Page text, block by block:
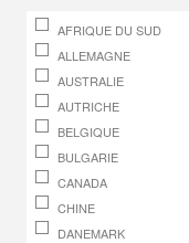
AFRIQUE DU SUD
ALLEMAGNE
AUSTRALIE
AUTRICHE
BELGIQUE
BULGARIE
CANADA
CHINE
DANEMARK